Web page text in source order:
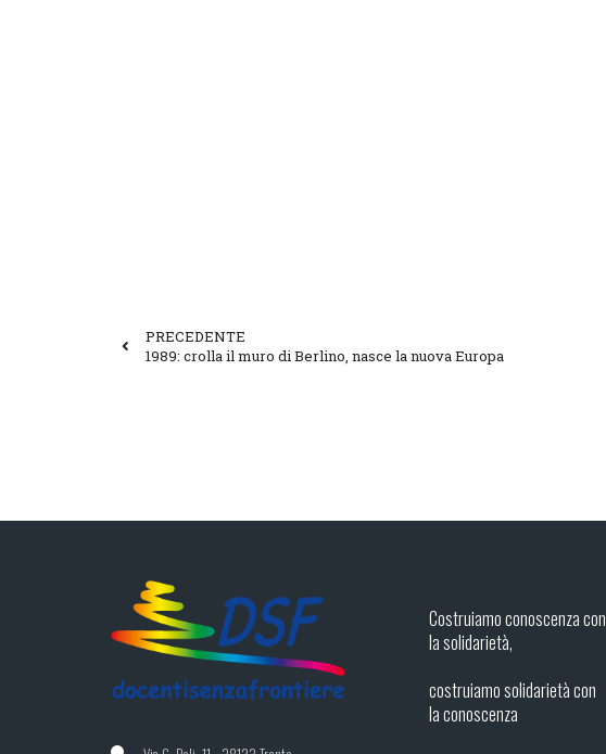
PRECEDENTE
1989: crolla il muro di Berlino, nasce la nuova Europa
Costruiamo conoscenza con
la solidarietà,
costruiamo solidarietà con
la conoscenza